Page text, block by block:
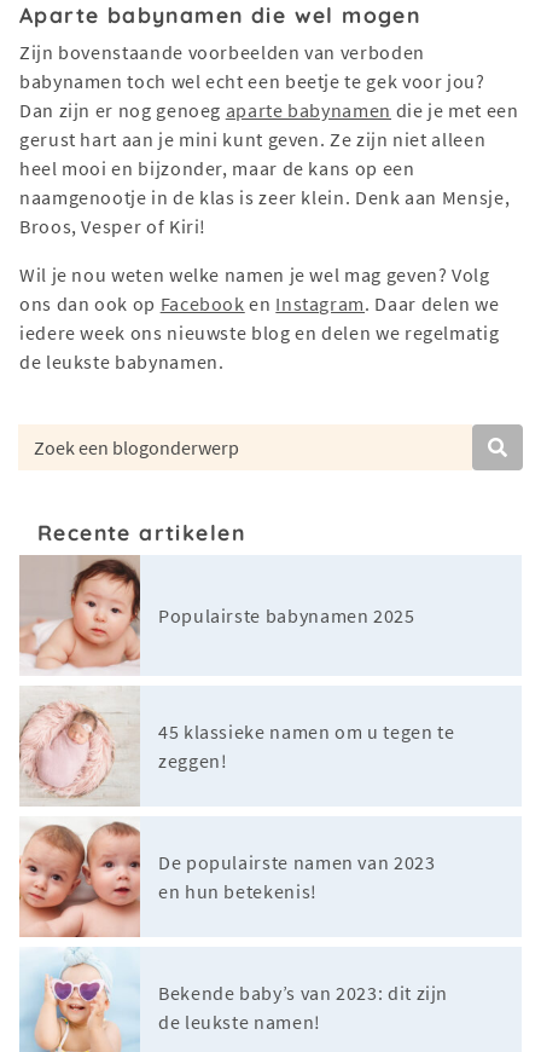
Aparte babynamen die wel mogen
Zijn bovenstaande voorbeelden van verboden
babynamen toch wel echt een beetje te gek voor jou?
Dan zijn er nog genoeg aparte babynamen die je met een
gerust hart aan je mini kunt geven. Ze zijn niet alleen
heel mooi en bijzonder, maar de kans op een
naamgenootje in de klas is zeer klein. Denk aan Mensje,
Broos, Vesper of Kiri!
Wil je nou weten welke namen je wel mag geven? Volg
ons dan ook op Facebook en Instagram. Daar delen we
iedere week ons nieuwste blog en delen we regelmatig
de leukste babynamen.
Recente artikelen
Populairste babynamen 2025
45 klassieke namen om u tegen te
zeggen!
De populairste namen van 2023
en hun betekenis!
Bekende baby’s van 2023: dit zijn
de leukste namen!